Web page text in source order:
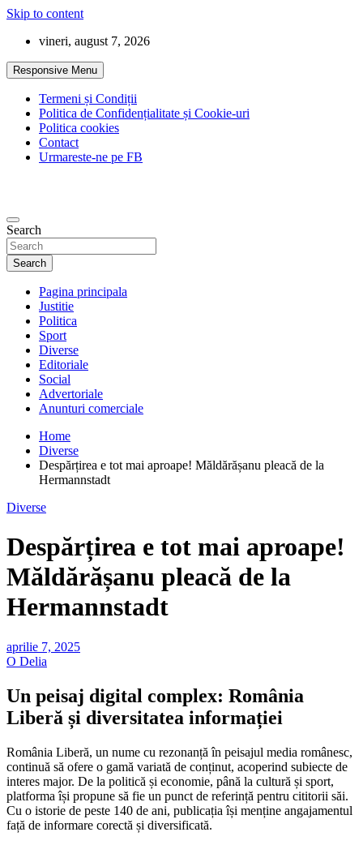
Skip to content
vineri, august 7, 2026
Responsive Menu
Termeni și Condiții
Politica de Confidențialitate și Cookie-uri
Politica cookies
Contact
Urmareste-ne pe FB
Search
Search
Pagina principala
Justitie
Politica
Sport
Diverse
Editoriale
Social
Advertoriale
Anunturi comerciale
Home
Diverse
Despărțirea e tot mai aproape! Măldărășanu pleacă de la
Hermannstadt
Diverse
Despărțirea e tot mai aproape!
Măldărășanu pleacă de la
Hermannstadt
aprilie 7, 2025
O Delia
Un peisaj digital complex: România
Liberă și diversitatea informației
România Liberă, un nume cu rezonanță în peisajul media românesc,
continuă să ofere o gamă variată de conținut, acoperind subiecte de
interes major. De la politică și economie, până la cultură și sport,
platforma își propune să fie un punct de referință pentru cititorii săi.
Cu o istorie de peste 140 de ani, publicația își menține angajamentul
față de informare corectă și diversificată.